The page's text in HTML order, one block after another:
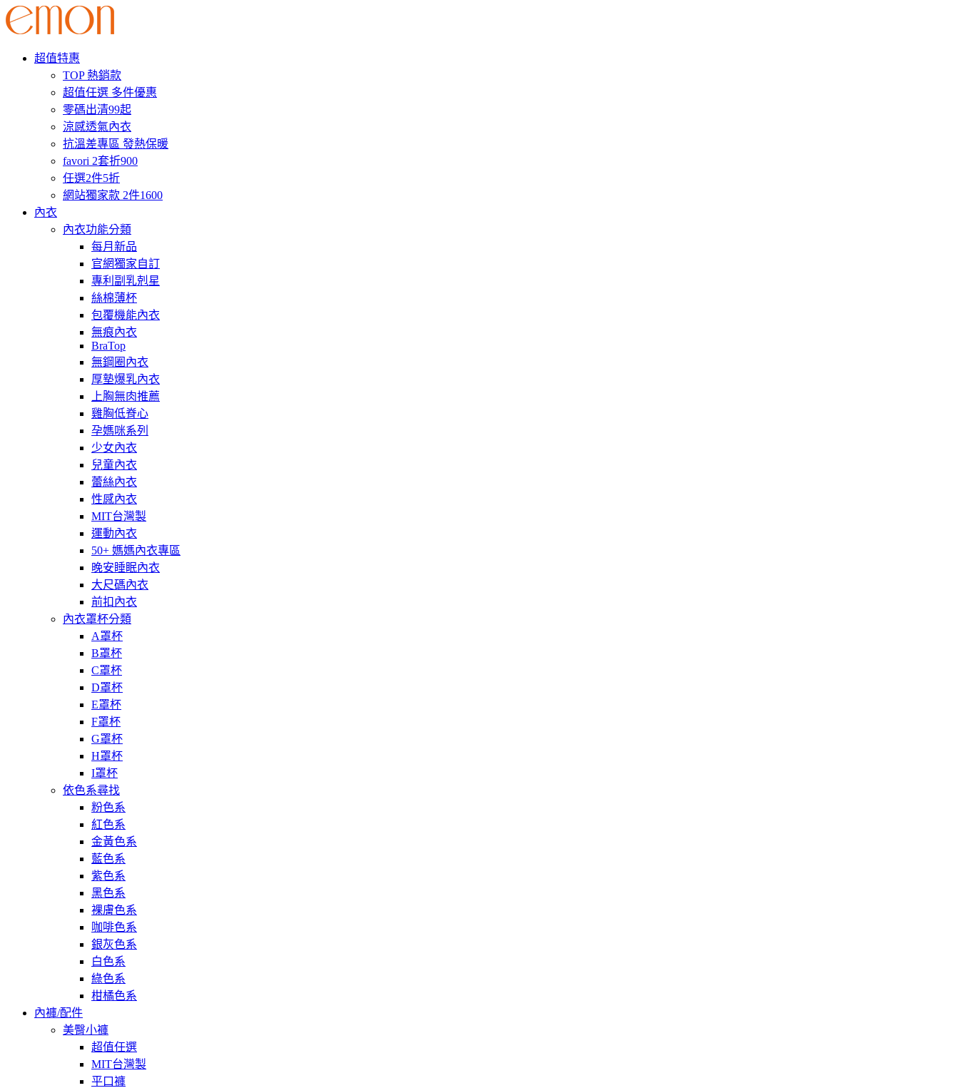
超值特惠
TOP 熱銷款
超值任選 多件優惠
零碼出清99起
涼感透氣內衣
抗溫差專區 發熱保暖
favori 2套折900
任選2件5折
網站獨家款 2件1600
內衣
內衣功能分類
每月新品
官網獨家自訂
專利副乳剋星
絲棉薄杯
包覆機能內衣
無痕內衣
BraTop
無鋼圈內衣
厚墊爆乳內衣
上胸無肉推薦
雞胸低脊心
孕媽咪系列
少女內衣
兒童內衣
蕾絲內衣
性感內衣
MIT台灣製
運動內衣
50+ 媽媽內衣專區
晚安睡眠內衣
大尺碼內衣
前扣內衣
內衣罩杯分類
A罩杯
B罩杯
C罩杯
D罩杯
E罩杯
F罩杯
G罩杯
H罩杯
I罩杯
依色系尋找
粉色系
紅色系
金黃色系
藍色系
紫色系
黑色系
裸膚色系
咖啡色系
銀灰色系
白色系
綠色系
柑橘色系
內褲/配件
美臀小褲
超值任選
MIT台灣製
平口褲